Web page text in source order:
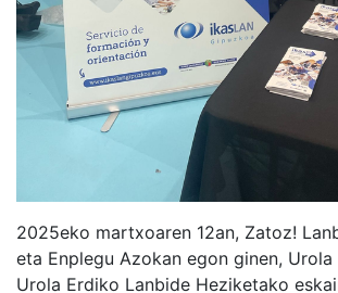
2025eko martxoaren 12an, Zatoz!
eta Enplegu Azokan egon ginen, Urola
Urola Erdiko Lanbide Heziketako